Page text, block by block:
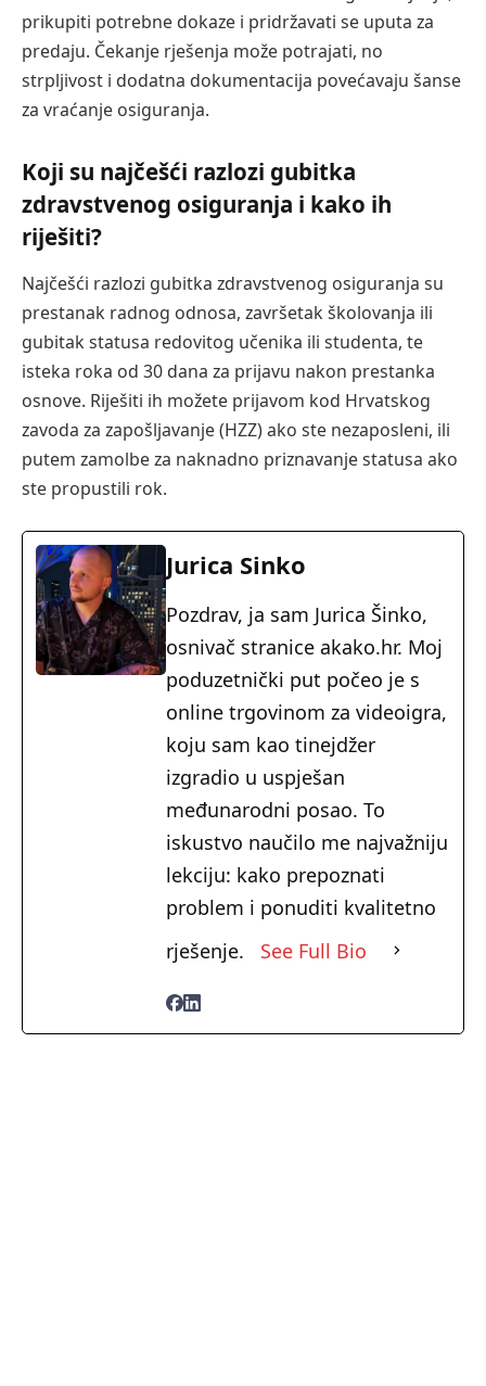
prikupiti potrebne dokaze i pridržavati se uputa za
predaju. Čekanje rješenja može potrajati, no
strpljivost i dodatna dokumentacija povećavaju šanse
za vraćanje osiguranja.
Koji su najčešći razlozi gubitka
zdravstvenog osiguranja i kako ih
riješiti?
Najčešći razlozi gubitka zdravstvenog osiguranja su
prestanak radnog odnosa, završetak školovanja ili
gubitak statusa redovitog učenika ili studenta, te
isteka roka od 30 dana za prijavu nakon prestanka
osnove. Riješiti ih možete prijavom kod Hrvatskog
zavoda za zapošljavanje (HZZ) ako ste nezaposleni, ili
putem zamolbe za naknadno priznavanje statusa ako
ste propustili rok.
Jurica Sinko
Pozdrav, ja sam Jurica Šinko,
osnivač stranice akako.hr. Moj
poduzetnički put počeo je s
online trgovinom za videoigra,
koju sam kao tinejdžer
izgradio u uspješan
međunarodni posao. To
iskustvo naučilo me najvažniju
lekciju: kako prepoznati
problem i ponuditi kvalitetno
rješenje.
See Full Bio